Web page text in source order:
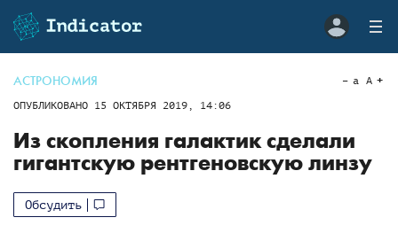
АСТРОНОМИЯ
ОПУБЛИКОВАНО 15 ОКТЯБРЯ 2019, 14:06
a A
Из скопления галактик сделали
гигантскую рентгеновскую линзу
Обсудить